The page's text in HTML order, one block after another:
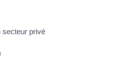
secteur privé